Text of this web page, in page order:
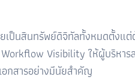
เป็นสินทรัพย์ดิจิทัลทั้งหมดตั้ง
Visibility ให้ผู้บริหาร
กสารอย่างมีนัยสำคัญ